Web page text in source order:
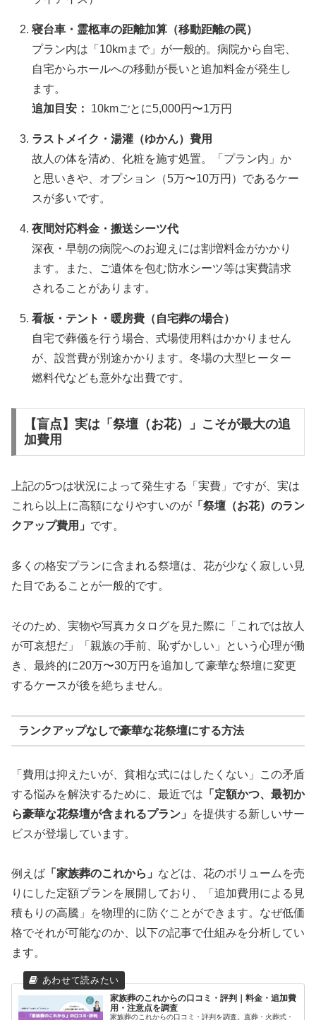
寝台車・霊柩車の距離加算（移動距離の罠）
プラン内は「10kmまで」が一般的。病院から自宅、
自宅からホールへの移動が長いと追加料金が発生し
ます。
追加目安：
10kmごとに5,000円〜1万円
ラストメイク・湯灌（ゆかん）費用
故人の体を清め、化粧を施す処置。「プラン内」か
と思いきや、オプション（5万〜10万円）であるケー
スが多いです。
夜間対応料金・搬送シーツ代
深夜・早朝の病院へのお迎えには割増料金がかかり
ます。また、ご遺体を包む防水シーツ等は実費請求
されることがあります。
看板・テント・暖房費（自宅葬の場合）
自宅で葬儀を行う場合、式場使用料はかかりません
が、設営費が別途かかります。冬場の大型ヒーター
燃料代なども意外な出費です。
【盲点】実は「祭壇（お花）」こそが最大の追
加費用
上記の5つは状況によって発生する「実費」ですが、実は
これら以上に高額になりやすいのが 「祭壇（お花）のラン
クアップ費用」 です。
多くの格安プランに含まれる祭壇は、花が少なく寂しい見
た目であることが一般的です。
そのため、実物や写真カタログを見た際に「これでは故人
が可哀想だ」「親族の手前、恥ずかしい」という心理が働
き、最終的に20万〜30万円を追加して豪華な祭壇に変更
するケースが後を絶ちません。
ランクアップなしで豪華な花祭壇にする方法
「費用は抑えたいが、貧相な式にはしたくない」この矛盾
する悩みを解決するために、最近では 「定額かつ、最初か
ら豪華な花祭壇が含まれるプラン」
を提供する新しいサー
ビスが登場しています。
例えば 「家族葬のこれから」 などは、花のボリュームを売
りにした定額プランを展開しており、「追加費用による見
積もりの高騰」を物理的に防ぐことができます。なぜ低価
格でそれが可能なのか、以下の記事で仕組みを分析してい
ます。
家族葬のこれからの口コミ・評判｜料金・追加費
用・注意点を調査
家族葬のこれからの口コミ・評判を調査。直葬・火葬式・